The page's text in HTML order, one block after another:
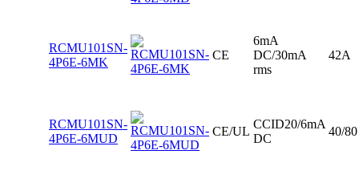
RCMU101SN-
4P6E-6MK
CE
6mA
DC/30mA
rms
42A
RCMU101SN-
4P6E-6MUD
CE/UL
CCID20/6mA
DC
40/80